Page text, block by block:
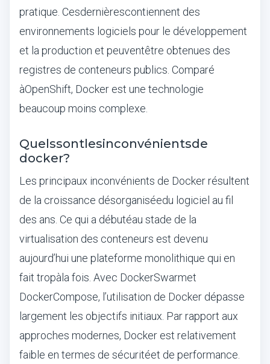
pratique. Cesdernièrescontiennent des
environnements logiciels pour le développement
et la production et peuventêtre obtenues des
registres de conteneurs publics. Comparé
àOpenShift, Docker est une technologie
beaucoup moins complexe.
Quelssontlesinconvénientsde
docker?
Les principaux inconvénients de Docker résultent
de la croissance désorganiséedu logiciel au fil
des ans. Ce qui a débutéau stade de la
virtualisation des conteneurs est devenu
aujourd’hui une plateforme monolithique qui en
fait tropà la fois. Avec DockerSwarmet
DockerCompose, l ’utilisation de Docker dépasse
largement les objectifs initiaux. Par rapport aux
approches modernes, Docker est relativement
faible en termes de sécuritéet de performance.